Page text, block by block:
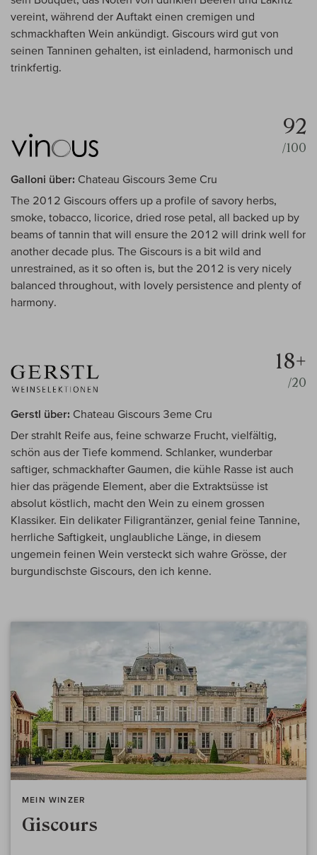
vereint, während der Auftakt einen cremigen und
schmackhaften Wein ankündigt. Giscours wird gut von
seinen Tanninen gehalten, ist einladend, harmonisch und
trinkfertig.
92
/100
Galloni über: Chateau Giscours 3eme Cru
The 2012 Giscours offers up a profile of savory herbs,
smoke, tobacco, licorice, dried rose petal, all backed up by
beams of tannin that will ensure the 2012 will drink well for
another decade plus. The Giscours is a bit wild and
unrestrained, as it so often is, but the 2012 is very nicely
balanced throughout, with lovely persistence and plenty of
harmony.
18+
/20
Gerstl über: Chateau Giscours 3eme Cru
Der strahlt Reife aus, feine schwarze Frucht, vielfältig,
schön aus der Tiefe kommend. Schlanker, wunderbar
saftiger, schmackhafter Gaumen, die kühle Rasse ist auch
hier das prägende Element, aber die Extraktsüsse ist
absolut köstlich, macht den Wein zu einem grossen
Klassiker. Ein delikater Filigrantänzer, genial feine Tannine,
herrliche Saftigkeit, unglaubliche Länge, in diesem
ungemein feinen Wein versteckt sich wahre Grösse, der
burgundischste Giscours, den ich kenne.
MEIN WINZER
Giscours